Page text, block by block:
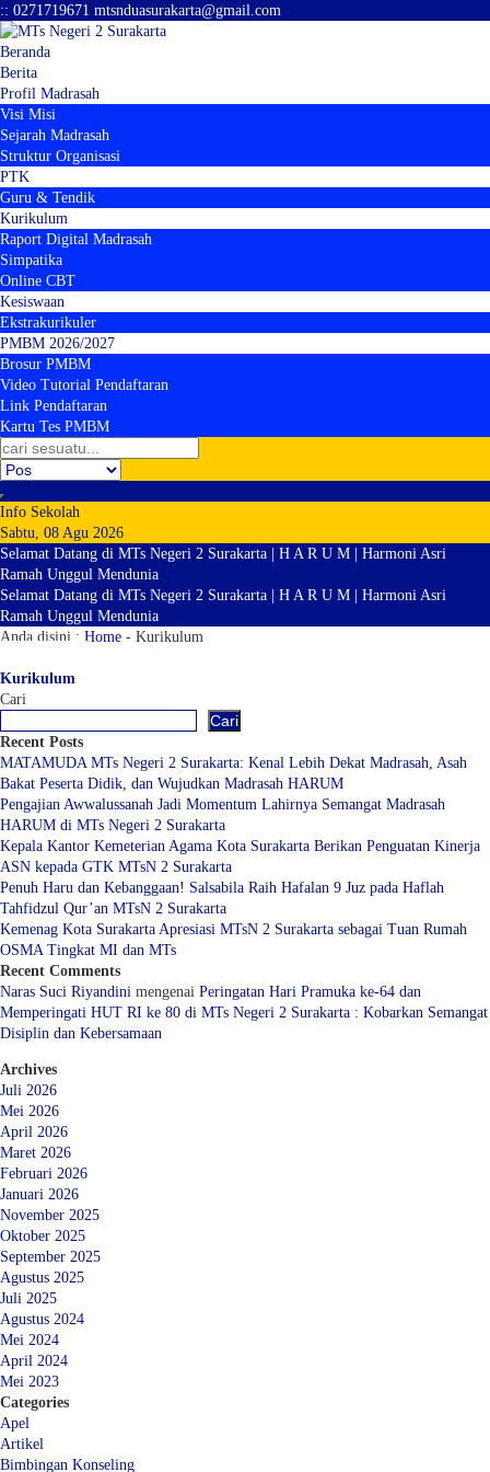
:: 0271719671 mtsnduasurakarta@gmail.com
Beranda
Berita
Profil Madrasah
Visi Misi
Sejarah Madrasah
Struktur Organisasi
PTK
Guru & Tendik
Kurikulum
Raport Digital Madrasah
Simpatika
Online CBT
Kesiswaan
Ekstrakurikuler
PMBM 2026/2027
Brosur PMBM
Video Tutorial Pendaftaran
Link Pendaftaran
Kartu Tes PMBM
Info Sekolah
Sabtu, 08 Agu 2026
Selamat Datang di MTs Negeri 2 Surakarta | H A R U M | Harmoni Asri
Ramah Unggul Mendunia
Selamat Datang di MTs Negeri 2 Surakarta | H A R U M | Harmoni Asri
Ramah Unggul Mendunia
Anda disini : Home - Kurikulum
Kurikulum
Cari
Cari
Recent Posts
MATAMUDA MTs Negeri 2 Surakarta: Kenal Lebih Dekat Madrasah, Asah
Bakat Peserta Didik, dan Wujudkan Madrasah HARUM
Pengajian Awwalussanah Jadi Momentum Lahirnya Semangat Madrasah
HARUM di MTs Negeri 2 Surakarta
Kepala Kantor Kemeterian Agama Kota Surakarta Berikan Penguatan Kinerja
ASN kepada GTK MTsN 2 Surakarta
Penuh Haru dan Kebanggaan! Salsabila Raih Hafalan 9 Juz pada Haflah
Tahfidzul Qur’an MTsN 2 Surakarta
Kemenag Kota Surakarta Apresiasi MTsN 2 Surakarta sebagai Tuan Rumah
OSMA Tingkat MI dan MTs
Recent Comments
Naras Suci Riyandini mengenai Peringatan Hari Pramuka ke-64 dan
Memperingati HUT RI ke 80 di MTs Negeri 2 Surakarta : Kobarkan Semangat
Disiplin dan Kebersamaan
Archives
Juli 2026
Mei 2026
April 2026
Maret 2026
Februari 2026
Januari 2026
November 2025
Oktober 2025
September 2025
Agustus 2025
Juli 2025
Agustus 2024
Mei 2024
April 2024
Mei 2023
Categories
Apel
Artikel
Bimbingan Konseling